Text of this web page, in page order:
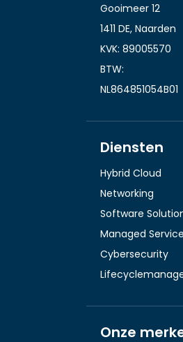
Gooimeer 12
1411 DE, Naarden
KVK: 89005570
BTW:
NL864851054B01
Diensten
Hybrid Cloud
Networking
Software
Managed
Cybersecurity
Onze